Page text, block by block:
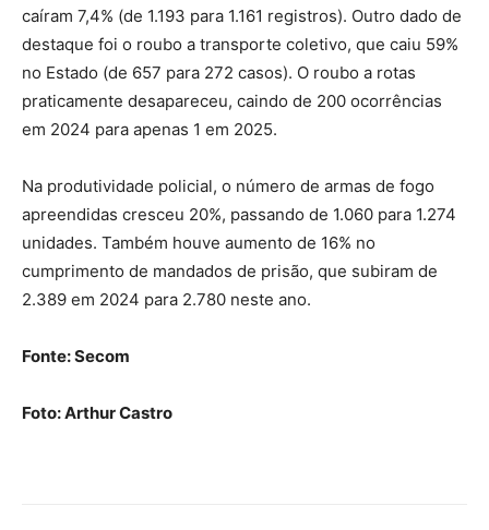
caíram 7,4% (de 1.193 para 1.161 registros). Outro dado de
destaque foi o roubo a transporte coletivo, que caiu 59%
no Estado (de 657 para 272 casos). O roubo a rotas
praticamente desapareceu, caindo de 200 ocorrências
em 2024 para apenas 1 em 2025.
Na produtividade policial, o número de armas de fogo
apreendidas cresceu 20%, passando de 1.060 para 1.274
unidades. Também houve aumento de 16% no
cumprimento de mandados de prisão, que subiram de
2.389 em 2024 para 2.780 neste ano.
Fonte: Secom
Foto: Arthur Castro